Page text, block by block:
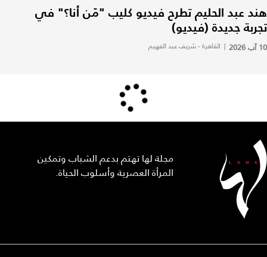
هند عبد الحليم تطرح فيديو كليب "مَن أنا؟" في
تجربة جديدة (فيديو)
10 آب 2026 | القاهرة - شريف عبد الفهيم
مجلة لها تهتم بدعم الشباب وتمكين
المرأة العصرية وأسلوب الحياة.